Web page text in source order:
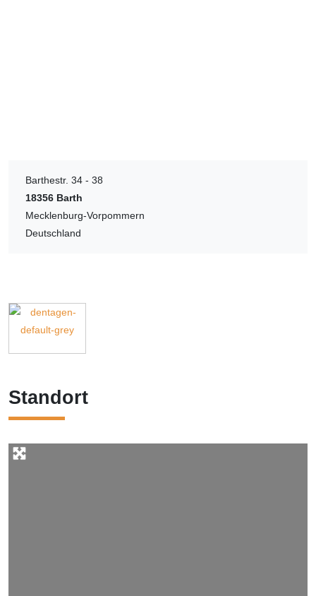
Barthestr. 34 - 38
18356 Barth
Mecklenburg-Vorpommern
Deutschland
Standort